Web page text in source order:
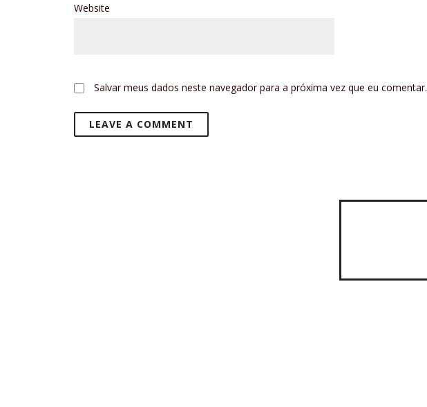
Website
Salvar meus dados neste navegador para a próxima vez que eu comentar.